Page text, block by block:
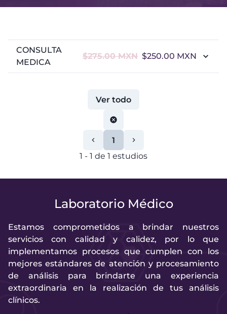
CONSULTA
MEDICA
$275.00MXN $250.00 MXN
Ver todo
1
1 - 1 de 1 estudios
Laboratorio Médico
Estamos comprometidos a brindar nuestros
servicios con calidad y calidez, por lo que
implementamos procesos que cumplen con los
mejores estándares de atención y procesamiento
de análisis para brindarte una experiencia
extraordinaria en la realización de tus análisis
clínicos.